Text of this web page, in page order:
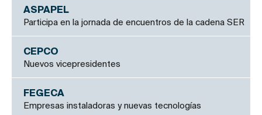
ASPAPEL
Participa en la jornada de encuentros de la cadena SER
CEPCO
Nuevos vicepresidentes
FEGECA
Empresas instaladoras y nuevas tecnologías